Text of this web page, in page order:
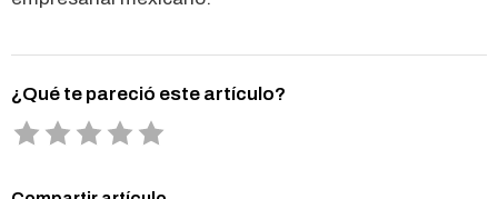
¿Qué te pareció este artículo?